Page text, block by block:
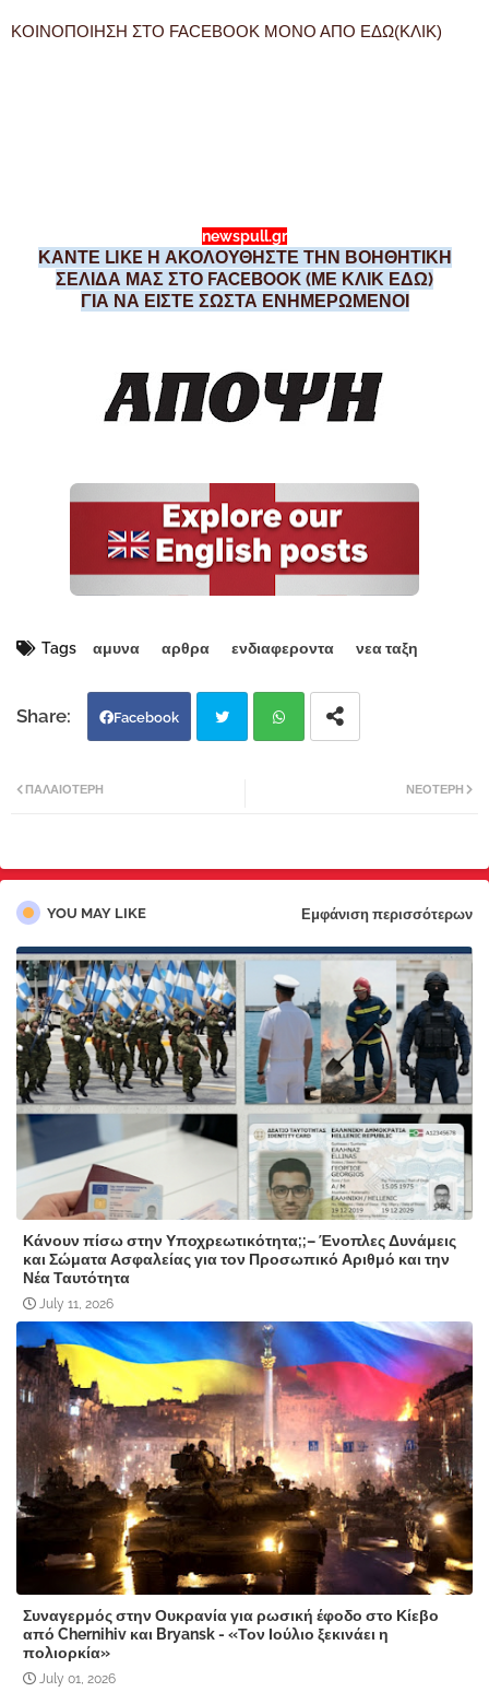
ΚΟΙΝΟΠΟΙΗΣΗ ΣΤΟ FACEBOOK ΜΟΝΟ ΑΠΟ ΕΔΩ(ΚΛΙΚ)
newspull.gr
ΚΑΝΤΕ LIKE Η ΑΚΟΛΟΥΘΗΣΤΕ ΤΗΝ ΒΟΗΘΗΤΙΚΗ
ΣΕΛΙΔΑ ΜΑΣ ΣΤΟ FACEBOOK (ΜΕ ΚΛΙΚ ΕΔΩ)
ΓΙΑ ΝΑ ΕΙΣΤΕ ΣΩΣΤΑ ΕΝΗΜΕΡΩΜΕΝΟΙ
Tags αμυνα αρθρα ενδιαφεροντα νεα ταξη
Facebook
pp
ΝΕΌΤΕΡΗ
ΠΑΛΑΙΌΤΕΡΗ
YOU MAY LIKE Εμφάνιση περισσότερων
Κάνουν πίσω στην Υποχρεωτικότητα;;– Ένοπλες Δυνάμεις
και Σώματα Ασφαλείας για τον Προσωπικό Αριθμό και την
Νέα Ταυτότητα
July 11, 2026
Συναγερμός στην Ουκρανία για ρωσική έφοδο στο Κίεβο
από Chernihiv και Bryansk - «Τον Ιούλιο ξεκινάει η
πολιορκία»
July 01, 2026